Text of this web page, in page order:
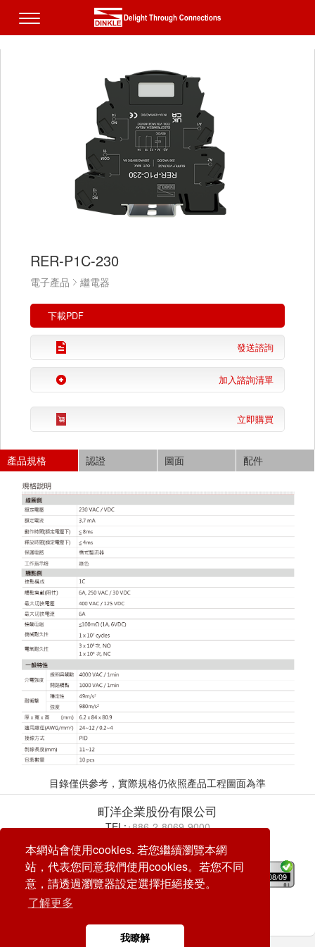
本網站會使用cookies. 若您繼續瀏覽本網
站，代表您同意我們使用cookies。若您不同
意，請透過瀏覽器設定選擇拒絕接受。
了解更多
我瞭解
RER-P1C-230
電子產品 繼電器
下載PDF
發送諮詢
加入諮詢清單
立即購買
產品規格 認證 圖面 配件
目錄僅供參考，實際規格仍依照產品工程圖面為準
町洋企業股份有限公司
TEL:+886-2-8069-9000
service@dinkle.com
26/08/09
© DINKLE ENTERPRISE. ALL RIGHTS RESERVED
DESIGN byCREATOP